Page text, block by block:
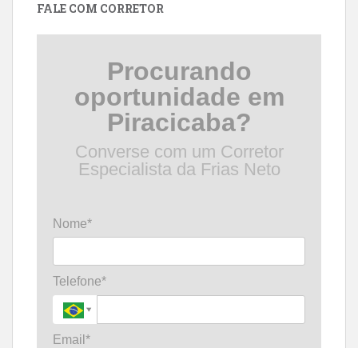
FALE COM CORRETOR
Procurando
oportunidade em
Piracicaba?
Converse com um Corretor
Especialista da Frias Neto
Nome*
Telefone*
Email*